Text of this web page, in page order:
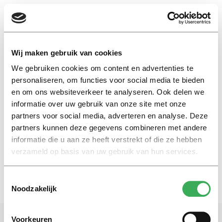
Wij maken gebruik van cookies
We gebruiken cookies om content en advertenties te
personaliseren, om functies voor social media te bieden
en om ons websiteverkeer te analyseren. Ook delen we
informatie over uw gebruik van onze site met onze
partners voor social media, adverteren en analyse. Deze
partners kunnen deze gegevens combineren met andere
informatie die u aan ze heeft verstrekt of die ze hebben
verzameld op basis van uw gebruik van hun services.
Noodzakelijk
Voorkeuren
EN
xbox
Nieuws
Succesvolle videogames door
samenwerking
13 maart 2018